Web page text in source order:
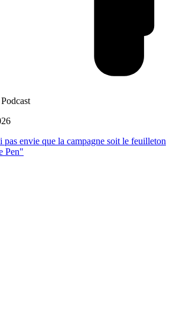
Podcast
pas envie que la campagne soit le feuilleton
Pen"